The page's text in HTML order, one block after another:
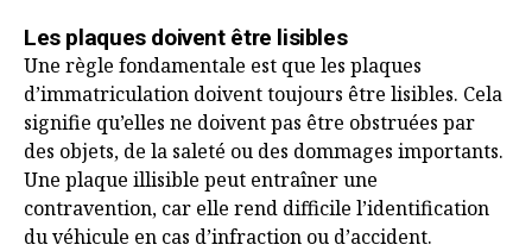
Les plaques doivent être lisibles
Une règle fondamentale est que les plaques
d’immatriculation doivent toujours être lisibles. Cela
signifie qu’elles ne doivent pas être obstruées par
des objets, de la saleté ou des dommages importants.
Une plaque illisible peut entraîner une
contravention, car elle rend difficile l’identification
du véhicule en cas d’infraction ou d’accident.